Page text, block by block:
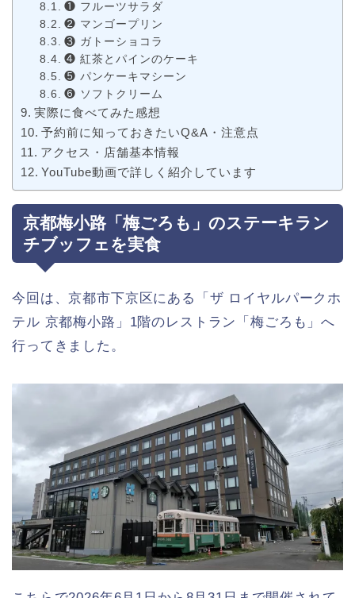
❶ フルーツサラダ
❷ マンゴープリン
❸ ガトーショコラ
❹ 紅茶とパインのケーキ
❺ パンケーキマシーン
❻ ソフトクリーム
実際に食べてみた感想
予約前に知っておきたいQ&A・注意点
アクセス・店舗基本情報
YouTube動画で詳しく紹介しています
京都梅小路「梅ごろも」のステーキラン
チブッフェを実食
今回は、京都市下京区にある「ザ ロイヤルパークホ
テル 京都梅小路」1階のレストラン「梅ごろも」へ
行ってきました。